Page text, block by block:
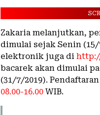
Zakaria melanjutkan,
dimulai sejak Senin
elektronik juga di
bacarek akan dimulai
(31/7/2019).
08.00-16.00 WIB.